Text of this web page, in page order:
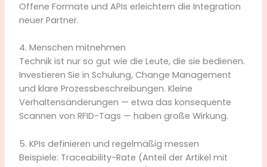
Offene Formate und APIs erleichtern die Integration
neuer Partner.
4. Menschen mitnehmen
Technik ist nur so gut wie die Leute, die sie bedienen.
Investieren Sie in Schulung, Change Management
und klare Prozessbeschreibungen. Kleine
Verhaltensänderungen — etwa das konsequente
Scannen von RFID-Tags — haben große Wirkung.
5. KPIs definieren und regelmäßig messen
Beispiele: Traceability-Rate (Anteil der Artikel mit